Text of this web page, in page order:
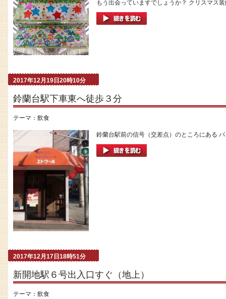
もう出会っていますでしょうか？ クリスマス
2017年12月19日20時10分
鈴蘭台駅下車東へ徒歩３分
テーマ： 飲食
鈴蘭台駅前の信号（交差点）のところにある
2017年12月17日18時51分
新開地駅６号出入口すぐ（地上）
テーマ： 飲食